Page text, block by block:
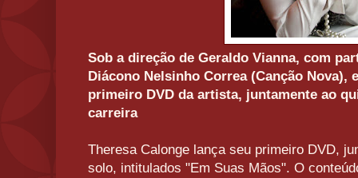
Sob a direção de Geraldo Vianna, com
Diácono Nelsinho Correa (Canção Nova),
primeiro DVD da artista, juntamente ao
carreira
Theresa Calonge lança seu primeiro DVD,
solo, intitulados "Em Suas Mãos". O